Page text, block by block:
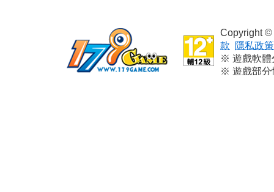
Copyright
款
隱私政策
※ 遊戲軟體
※ 遊戲部分